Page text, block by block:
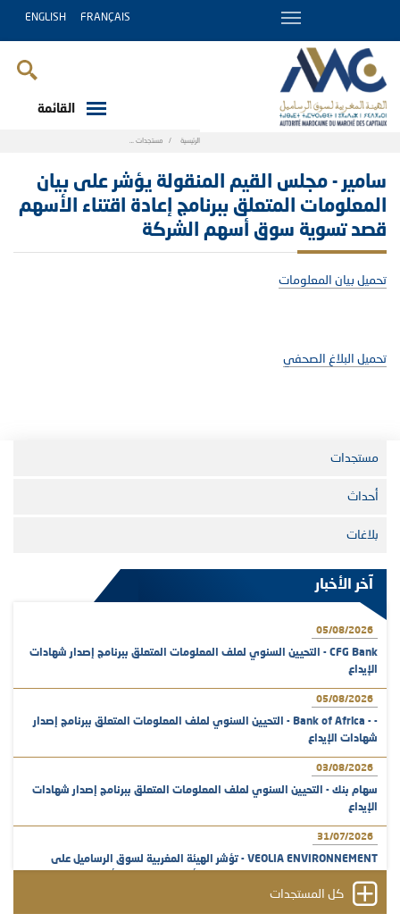
FRANÇAIS
ENGLISH
القائمة
الرئيسية مستجدات سامير - مجلس القيم المنقولة يؤشر على بيان
سامير - مجلس القيم المنقولة يؤشر على بيان
المعلومات المتعلق ببرنامج إعادة اقتناء الأسهم
قصد تسوية سوق أسهم الشركة
تحميل بيان المعلومات
تحميل البلاغ الصحفي
مستجدات
أحداث
بلاغات
آخر الأخبار
05/08/2026
CFG Bank - التحيين السنوي لملف المعلومات المتعلق ببرنامج إصدار شهادات
الإيداع
05/08/2026
- - Bank of Africa - التحيين السنوي لملف المعلومات المتعلق ببرنامج إصدار
شهادات الإيداع
03/08/2026
سهام بنك - التحيين السنوي لملف المعلومات المتعلق ببرنامج إصدار شهادات
الإيداع
31/07/2026
VEOLIA ENVIRONNEMENT - تؤشر الهيئة المغربية لسوق الرساميل على
29/07/2026
كل المستجدات